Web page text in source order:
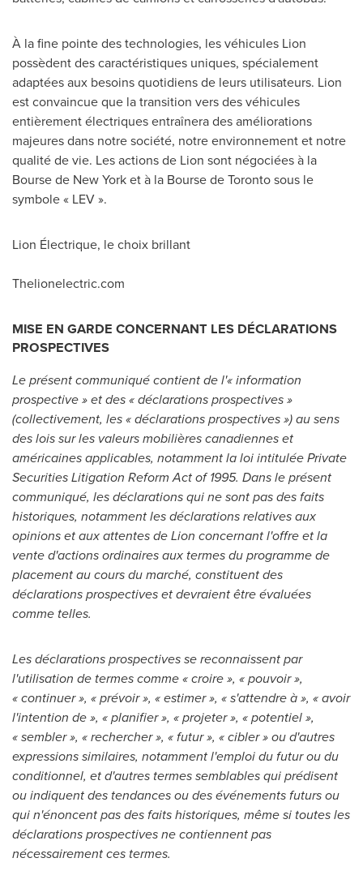
À la fine pointe des technologies, les véhicules Lion
possèdent des caractéristiques uniques, spécialement
adaptées aux besoins quotidiens de leurs utilisateurs. Lion
est convaincue que la transition vers des véhicules
entièrement électriques entraînera des améliorations
majeures dans notre société, notre environnement et notre
qualité de vie. Les actions de Lion sont négociées à la
Bourse de New Yorket à la Bourse deTorontosous le
symbole « LEV ».
Lion Électrique, le choix brillant
Thelionelectric.com
MISE EN GARDE CONCERNANT LES DÉCLARATIONS
PROSPECTIVES
Le présent communiqué contient de l'« information
prospective » et des « déclarations prospectives »
(collectivement, les « déclarations prospectives ») au sens
des lois sur les valeurs mobilières canadiennes et
américaines applicables, notamment la loi intitulée Private
Securities Litigation Reform Act of 1995. Dans le présent
communiqué, les déclarations qui ne sont pas des faits
historiques, notamment les déclarations relatives aux
opinions et aux attentes de Lion concernant l'offre et la
vente d'actions ordinaires aux termes du programme de
placement au cours du marché, constituent des
déclarations prospectives et devraient être évaluées
comme telles.
Les déclarations prospectives se reconnaissent par
l'utilisation de termes comme « croire », « pouvoir »,
« continuer », « prévoir », « estimer », « s'attendre à », « avoir
l'intention de », « planifier », « projeter », « potentiel »,
« sembler », « rechercher », « futur », « cibler » ou d'autres
expressions similaires, notamment l'emploi du futur ou du
conditionnel, et d'autres termes semblables qui prédisent
ou indiquent des tendances ou des événements futurs ou
qui n'énoncent pas des faits historiques, même si toutes les
déclarations prospectives ne contiennent pas
nécessairement ces termes.